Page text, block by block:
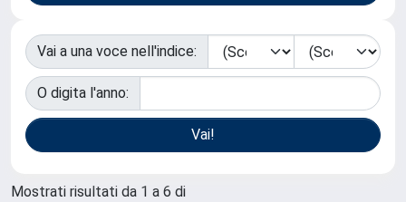
Vai a una voce nell'indice:
O digita l'anno:
Mostrati risultati da 1 a 6 di